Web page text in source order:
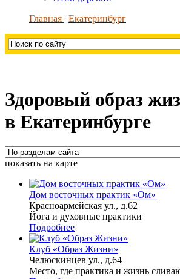
Главная
Екатеринбург
Здоровый образ
в Екатеринбурге
показать на карте
Дом восточных практик «Ом»
Красноармейская ул., д.62
Йога и духовные практики
Подробнее
Клуб «Образ Жизни»
Челюскинцев ул., д.64
Место, где практика и жизнь